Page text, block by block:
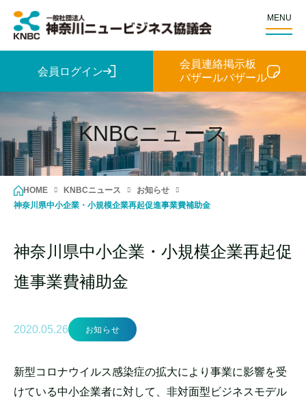
MENU
会員ログイン
会員連絡掲示板
バザールバザール
KNBCニュース
HOME KNBCニュース
お知らせ
神奈川県中小企業・小規模企業再起促進事業費補助金
神奈川県中小企業・小規模企業再起促
進事業費補助金
2020.05.26 お知らせ
新型コロナウイルス感染症の拡大により事業に影響を受
けている中小企業者に対して、非対面型ビジネスモデル